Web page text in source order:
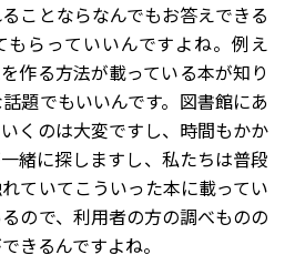
ことならなんでもお答えできる
もらっていいんですよね。例え
作る方法が載っている本が知り
題でもいいんです。図書館にあ
くのは大変ですし、時間もかか
緒に探しますし、私たちは普段
ていてこういった本に載ってい
ので、利用者の方の調べものの
きるんですよね。